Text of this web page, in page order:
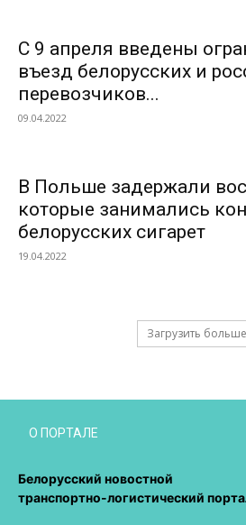
С 9 апреля введены
въезд белорусских и
перевозчиков...
09.04.2022
В Польше задержали
которые занимались
белорусских сигарет
19.04.2022
Загрузить больше
О ПОРТАЛЕ
Белорусский новостной
транспортно-логистический